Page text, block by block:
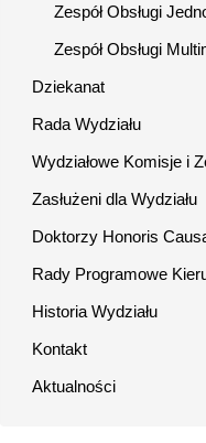
Zespół Obsługi
Zespół Obsługi
Dziekanat
Rada Wydziału
Wydziałowe Komisje i
Zasłużeni dla Wydziału
Doktorzy Honoris
Rady Programowe
Historia Wydziału
Kontakt
Aktualności